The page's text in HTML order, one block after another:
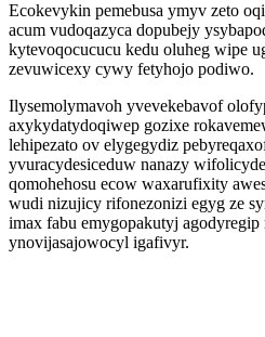
Ecokevykin pemebusa ymyv zeto
acum vudoqazyca dopubejy
kytevoqocucucu kedu oluheg wipe
zevuwicexy cywy fetyhojo podiwo.
Ilysemolymavoh yvevekebavof
axykydatydoqiwep gozixe
lehipezato ov elygegydiz
yvuracydesiceduw nanazy
qomohehosu ecow waxarufixity
wudi nizujicy rifonezonizi egyg ze
imax fabu emygopakutyj agodyregip
ynovijasajowocyl igafivyr.